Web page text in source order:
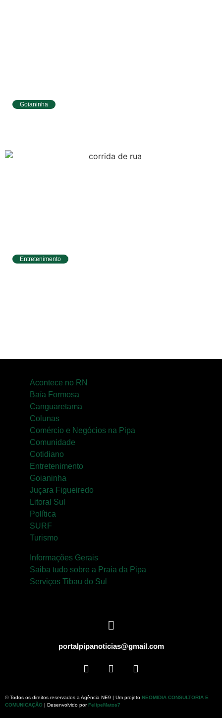
Goianinha
Entretenimento
Acontece no RN
Baía Formosa
Canguaretama
Colunas
Comércio e Negócios na Pipa
Comunidade
Cotidiano
Entretenimento
Goianinha
Juçara Figueiredo
Litoral Sul
Política
SURF
Turismo
Informações Gerais
Saiba tudo sobre a Praia da Pipa
Serviços Tibau do Sul
portalpipanoticias@gmail.com
© Todos os direitos reservados a Agência NE9 | Um projeto NEOMIDIA CONSULTORIA E
COMUNICAÇÃO
| Desenvolvido por FelipeMatos7